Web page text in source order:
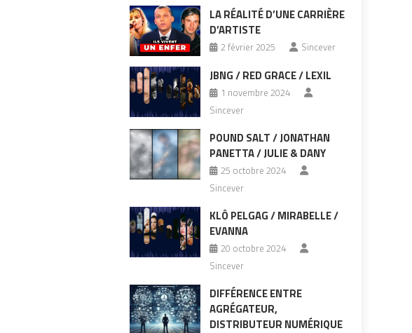
LA RÉALITÉ D’UNE CARRIÈRE
D’ARTISTE
2 février 2025 Sincever
JBNG / RED GRACE / LEXIL
1 novembre 2024
Sincever
POUND SALT / JONATHAN
PANETTA / JULIE & DANY
25 octobre 2024
Sincever
KLÔ PELGAG / MIRABELLE /
EVANNA
20 octobre 2024
Sincever
DIFFÉRENCE ENTRE
AGRÉGATEUR,
DISTRIBUTEUR NUMÉRIQUE